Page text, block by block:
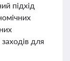
підхід
для